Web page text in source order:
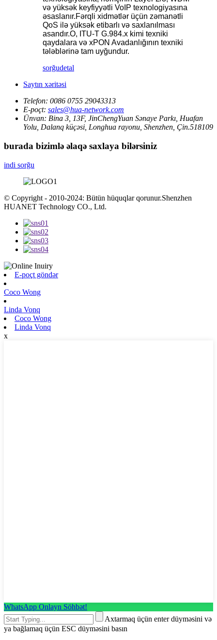
və yüksək keyfiyyətli VoIP texnologiyasına
əsaslanır.Fərqli xidmətlər üçün zəmanətli
QoS ilə yüksək etibarlı və saxlanılması
asandır.O, ITU-T G.984.x kimi texniki
qaydalara və xPON Avadanlığının texniki
tələblərinə tam uyğundur.
sorğudetal
Saytın xəritəsi
Telefon: 0086 0755 29043313
E-poçt: sales@hua-network.com
Ünvan: Bina 3, 13F, JinChengYuan Sənaye Parkı, Huafan
Yolu, Dalanq küçəsi, Longhua rayonu, Shenzhen, Çin.518109
burada bizimlə əlaqə saxlaya bilərsiniz
indi sorğu
© Copyright - 2010-2024: Bütün hüquqlar qorunur.Shenzhen
HUANET Technology CO., Ltd.
E-poçt göndər
Coco Wong
Linda Vonq
Coco Wong
Linda Vonq
x
WhatsApp Onlayn Söhbət!
Axtarmaq üçün enter düyməsini və
ya bağlamaq üçün ESC düyməsini basın